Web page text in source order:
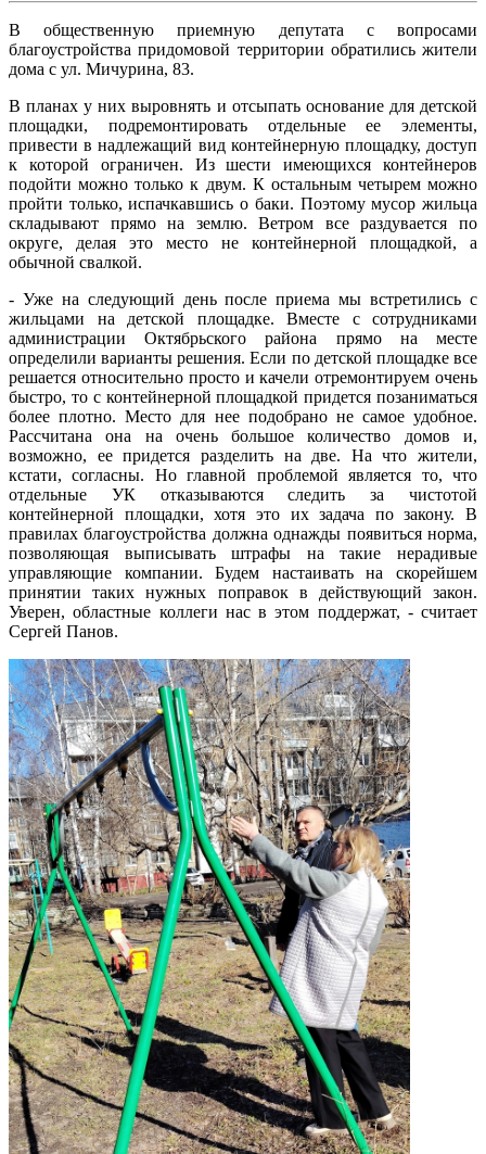
В общественную приемную депутата с вопросами
благоустройства придомовой территории обратились жители
дома с ул. Мичурина, 83.
В планах у них выровнять и отсыпать основание для детской
площадки, подремонтировать отдельные ее элементы,
привести в надлежащий вид контейнерную площадку, доступ
к которой ограничен. Из шести имеющихся контейнеров
подойти можно только к двум. К остальным четырем можно
пройти только, испачкавшись о баки. Поэтому мусор жильца
складывают прямо на землю. Ветром все раздувается по
округе, делая это место не контейнерной площадкой, а
обычной свалкой.
- Уже на следующий день после приема мы встретились с
жильцами на детской площадке. Вместе с сотрудниками
администрации Октябрьского района прямо на месте
определили варианты решения. Если по детской площадке все
решается относительно просто и качели отремонтируем очень
быстро, то с контейнерной площадкой придется позаниматься
более плотно. Место для нее подобрано не самое удобное.
Рассчитана она на очень большое количество домов и,
возможно, ее придется разделить на две. На что жители,
кстати, согласны. Но главной проблемой является то, что
отдельные УК отказываются следить за чистотой
контейнерной площадки, хотя это их задача по закону. В
правилах благоустройства должна однажды появиться норма,
позволяющая выписывать штрафы на такие нерадивые
управляющие компании. Будем настаивать на скорейшем
принятии таких нужных поправок в действующий закон.
Уверен, областные коллеги нас в этом поддержат, - считает
Сергей Панов.